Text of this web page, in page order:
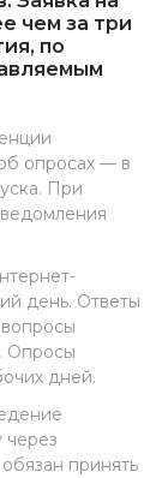
чем за три
по
опросах — в
При
день. Ответы
Опросы
дней.
через
принять